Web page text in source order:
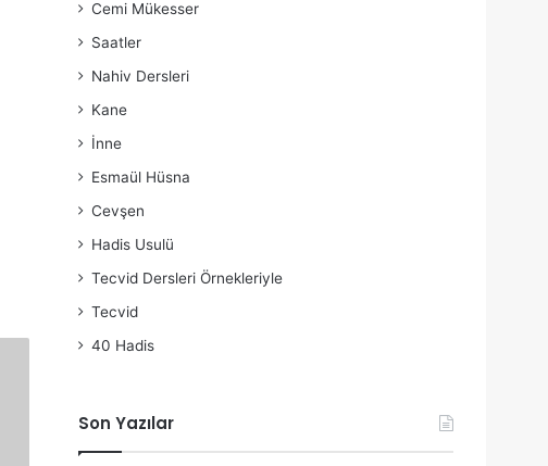
Cemi Mükesser
Saatler
Nahiv Dersleri
Kane
İnne
Esmaül Hüsna
Cevşen
Hadis Usulü
Tecvid Dersleri Örnekleriyle
Tecvid
40 Hadis
Son Yazılar